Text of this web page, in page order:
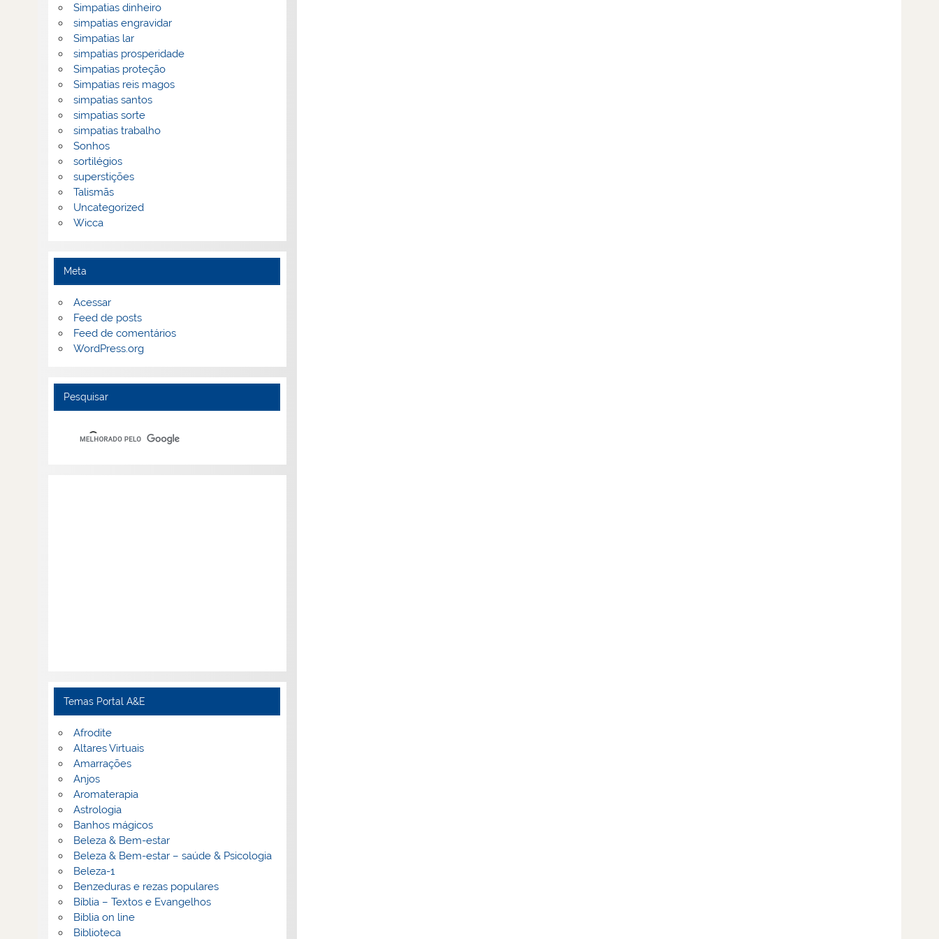
Simpatias dinheiro
simpatias engravidar
Simpatias lar
simpatias prosperidade
Simpatias proteção
Simpatias reis magos
simpatias santos
simpatias sorte
simpatias trabalho
Sonhos
sortilégios
superstições
Talismãs
Uncategorized
Wicca
Meta
Acessar
Feed de posts
Feed de comentários
WordPress.org
Pesquisar
Temas Portal A&E
Afrodite
Altares Virtuais
Amarrações
Anjos
Aromaterapia
Astrologia
Banhos mágicos
Beleza & Bem-estar
Beleza & Bem-estar – saúde & Psicologia
Beleza-1
Benzeduras e rezas populares
Bíblia – Textos e Evangelhos
Biblia on line
Biblioteca